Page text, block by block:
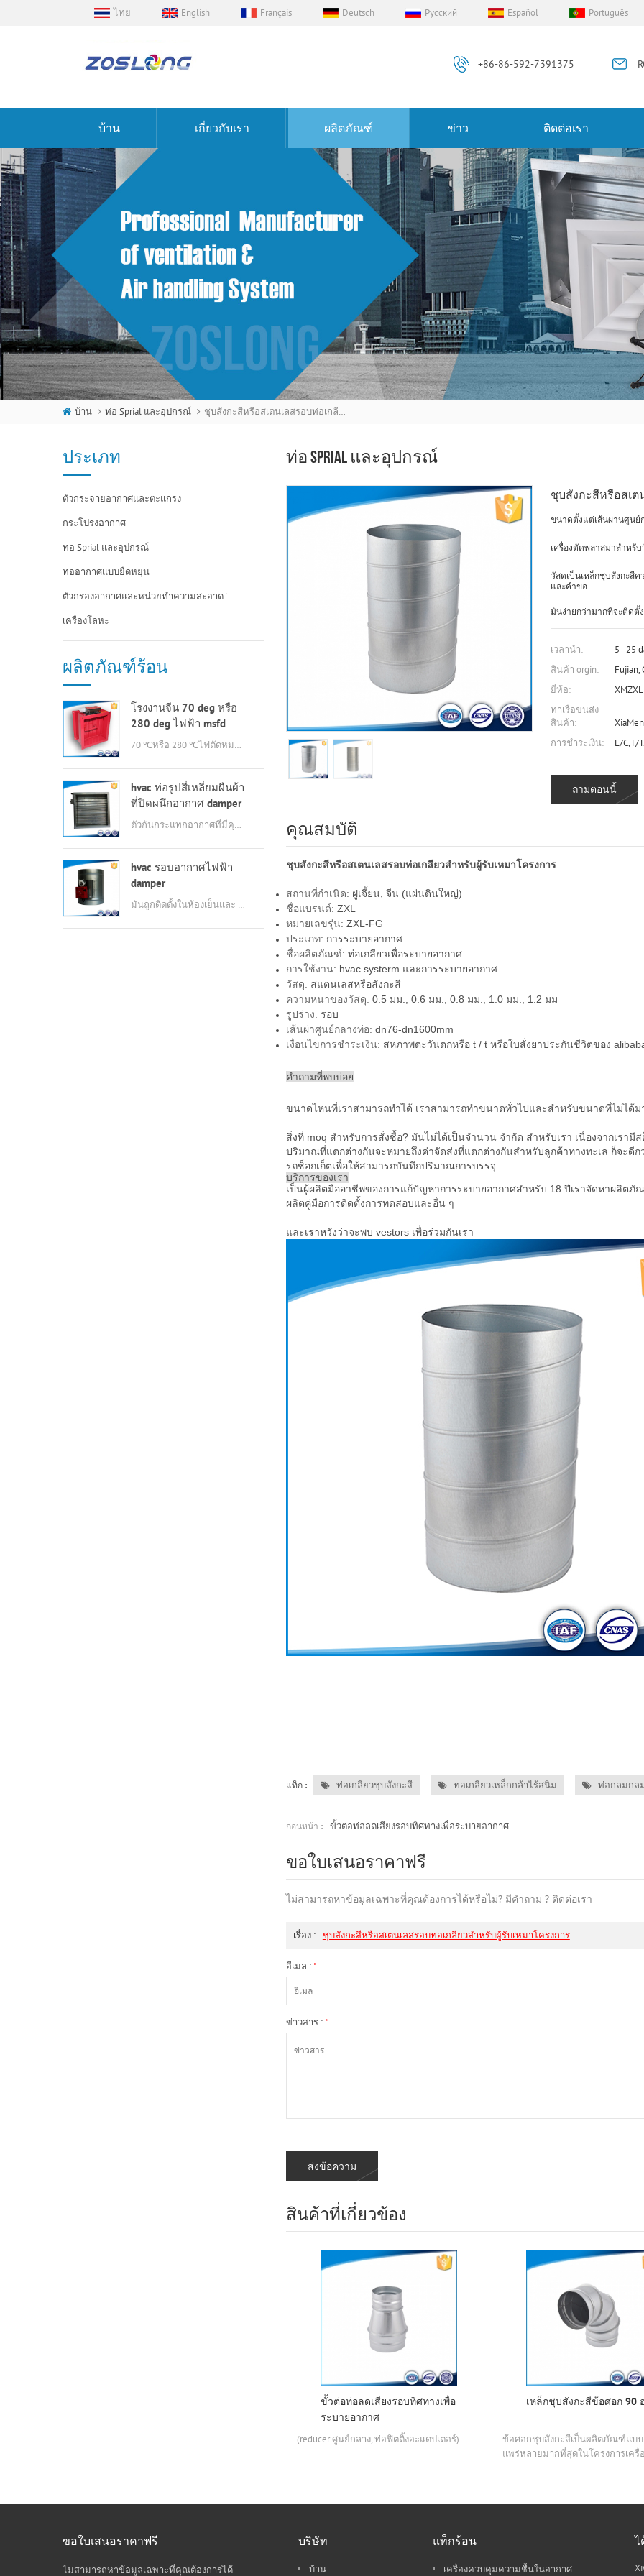
ไทย English Français Deutsch Русский Español Português
+86-86-592-7391375
บ้าน เกี่ยวกับเรา ผลิตภัณฑ์ ข่าว ติดต่อเรา
บ้าน ท่อ Sprial และอุปกรณ์ ชุบสังกะสีหรือสเตนเลสรอบท่อเกลียวสำหรับผู้รับเหมาโครงการ
ประเภท
ตัวกระจายอากาศและตะแกรง
กระโปรงอากาศ
ท่อ Sprial และอุปกรณ์
ท่ออากาศแบบยืดหยุ่น
ตัวกรองอากาศและหน่วยทำความสะอาด '
เครื่องโลหะ
ผลิตภัณฑ์ร้อน
โรงงานจีน 70 deg หรือ
280 deg ไฟฟ้า msfd
hvac damper ดับเพลิง
70 ℃หรือ 280 ℃ไฟตัดหมอกไฟฟ้าที่มีคุณภาพดี
hvac ท่อรูปสี่เหลี่ยมผืนผ้า
ที่ปิดผนึกอากาศ damper
ตัวกันกระแทกอากาศที่มีคุณสมบัติของการก่อสร้างที่เรียบง่ายรั่วต่ำแรงบิดขนาดเล็กการดำเนินงานที่มีความยืดหยุ่น, ความต้านท
hvac รอบอากาศไฟฟ้า
damper
มันถูกติดตั้งในห้องเย็นและ interlocked กับฤดูร้อน fan.in แกน, เมื่อพัดลมตามแนวแกนกำลังทำงานอยู่ตัวกันกระแทกยังทำงานเพื่อระบายอากาศที
ท่อ SPRIAL และอุปกรณ์
ชุบสังกะสีหรือสเต
ขนาดตั้งแต่เส้นผ่านศูนย์
เครื่องตัดพลาสม่าสำหรั
วัสดุเป็นเหล็กชุบสังกะสี
และคำขอ
มันง่ายกว่ามากที่จะติดตั้
เวลานำ:
5 - 25
สินค้า orgin:
Fujian,
ยี่ห้อ:
XMZXL
ท่าเรือขนส่ง
สินค้า:
XiaMen
การชำระเงิน:
L/C,T/
ถามตอนนี้
คุณสมบัติ
ชุบสังกะสีหรือสเตนเลสรอบท่อเกลียวสำหรับผู้รับเหมาโครงการ
สถานที่กำเนิด: ฝูเจี้ยน, จีน (แผ่นดินใหญ่)
ชื่อแบรนด์: ZXL
หมายเลขรุ่น: ZXL-FG
ประเภท: การระบายอากาศ
ชื่อผลิตภัณฑ์: ท่อเกลียวเพื่อระบายอากาศ
การใช้งาน: hvac systerm และการระบายอากาศ
วัสดุ: สแตนเลสหรือสังกะสี
ความหนาของวัสดุ: 0.5 มม., 0.6 มม., 0.8 มม., 1.0 มม., 1.2 มม
รูปร่าง: รอบ
เส้นผ่าศูนย์กลางท่อ: dn76-dn1600mm
เงื่อนไขการชำระเงิน: สหภาพตะวันตกหรือ t / t หรือใบสั่งยาประกันชีวิตของ
คำถามที่พบบ่อย
ขนาดไหนที่เราสามารถทำได้ เราสามารถทำขนาดทั่วไปและสำหรับขนาดที่ไม่ได้
สิ่งที่ moq สำหรับการสั่งซื้อ? มันไม่ได้เป็นจำนวน จำกัด สำหรับเรา เนื่องจากเรา
ปริมาณที่แตกต่างกันจะหมายถึงค่าจัดส่งที่แตกต่างกันสำหรับลูกค้าทางทะเล ก็จะดี
รถซ็อกเก็ตเพื่อให้สามารถบันทึกปริมาณการบรรจุ
บริการของเรา
เป็นผู้ผลิตมืออาชีพของการแก้ปัญหาการระบายอากาศสำหรับ 18 ปีเราจัดหาผลิต
ผลิตคู่มือการติดตั้งการทดสอบและอื่น ๆ
และเราหวังว่าจะพบ vestors เพื่อร่วมกันเรา
แท็ก : ท่อเกลียวชุบสังกะสี ท่อเกลียวเหล็กกล้าไร้สนิม ท่อกลมกล
ก่อนหน้า : ขั้วต่อท่อลดเสียงรอบทิศทางเพื่อระบายอากาศ
ขอใบเสนอราคาฟรี
ไม่สามารถหาข้อมูลเฉพาะที่คุณต้องการได้หรือไม่? มีคำถาม ? ติดต่อเรา
เรื่อง : ชุบสังกะสีหรือสเตนเลสรอบท่อเกลียวสำหรับผู้รับเหมาโครงการ
อีเมล :*
ข่าวสาร :*
สินค้าที่เกี่ยวข้อง
ขั้วต่อท่อลดเสียงรอบทิศทางเพื่อ
ระบายอากาศ
(reducer ศูนย์กลาง, ท่อฟิตติ้งอะแดปเตอร์)
เหล็กชุบสังกะสีข้อศอก 90
ข้อศอกชุบสังกะสีเป็นผลิตภัณฑ์แบบ
แพร่หลายมากที่สุดในโครงการเครื่
ขอใบเสนอราคาฟรี
ไม่สามารถหาข้อมูลเฉพาะที่คุณต้องการได้
บริษัท
บ้าน
แท็กร้อน
เครื่องควบคุมความชื้นในอากาศ
ไ